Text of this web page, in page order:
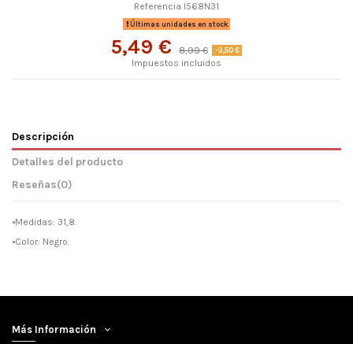
Referencia I568N31
Últimas unidades en stock
5,49 € 8,99 € -3,50 €
Impuestos incluidos
Descripción
Detalles del producto
Reseñas(0)
•Medidas: 31,8.
•Color: Negro.
Más Información